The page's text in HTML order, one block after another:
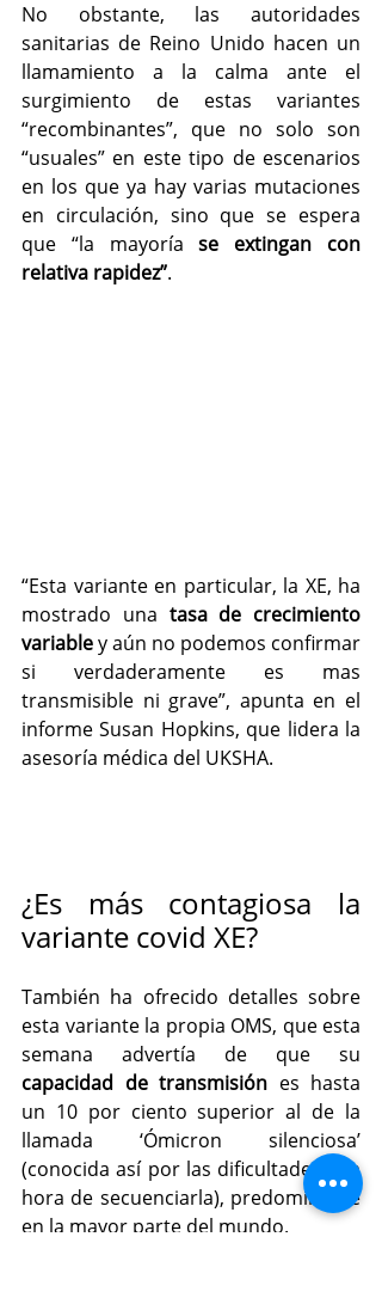
No obstante, las autoridades
sanitarias de Reino Unido hacen un
llamamiento a la calma ante el
surgimiento de estas variantes
“recombinantes”, que no solo son
“usuales” en este tipo de escenarios
en los que ya hay varias mutaciones
en circulación, sino que se espera
que “la mayoría se extingan con
relativa rapidez”.
“Esta variante en particular, la XE, ha
mostrado una tasa de crecimiento
variable y aún no podemos confirmar
si verdaderamente es mas
transmisible ni grave”, apunta en el
informe Susan Hopkins, que lidera la
asesoría médica del UKSHA.
¿Es más contagiosa la
variante covid XE?
También ha ofrecido detalles sobre
esta variante la propia OMS, que esta
capacidad de transmisión es hasta
un 10 por ciento superior al de la
llamada ‘Ómicron silenciosa’
(conocida así por las dificultades a la
hora de secuenciarla), predominante
en la mayor parte del mundo.